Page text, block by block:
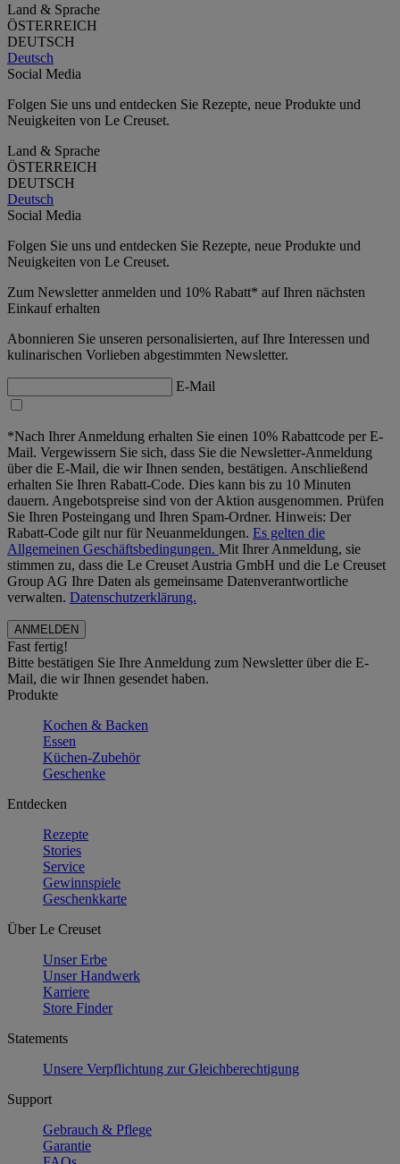
Land & Sprache
ÖSTERREICH
DEUTSCH
Deutsch
Social Media
Folgen Sie uns und entdecken Sie Rezepte, neue Produkte und
Neuigkeiten von Le Creuset.
Land & Sprache
ÖSTERREICH
DEUTSCH
Deutsch
Social Media
Folgen Sie uns und entdecken Sie Rezepte, neue Produkte und
Neuigkeiten von Le Creuset.
Zum Newsletter anmelden und 10% Rabatt* auf Ihren nächsten
Einkauf erhalten
Abonnieren Sie unseren personalisierten, auf Ihre Interessen und
kulinarischen Vorlieben abgestimmten Newsletter.
E-Mail
*Nach Ihrer Anmeldung erhalten Sie einen 10% Rabattcode per E-
Mail. Vergewissern Sie sich, dass Sie die Newsletter-Anmeldung
über die E-Mail, die wir Ihnen senden, bestätigen. Anschließend
erhalten Sie Ihren Rabatt-Code. Dies kann bis zu 10 Minuten
dauern. Angebotspreise sind von der Aktion ausgenommen. Prüfen
Sie Ihren Posteingang und Ihren Spam-Ordner. Hinweis: Der
Rabatt-Code gilt nur für Neuanmeldungen. Es gelten die
Allgemeinen Geschäftsbedingungen. Mit Ihrer Anmeldung, sie
stimmen zu, dass die Le Creuset Austria GmbH und die Le Creuset
Group AG Ihre Daten als gemeinsame Datenverantwortliche
verwalten. Datenschutzerklärung.
Fast fertig!
Bitte bestätigen Sie Ihre Anmeldung zum Newsletter über die E-
Mail, die wir Ihnen gesendet haben.
Produkte
Kochen & Backen
Essen
Küchen-Zubehör
Geschenke
Entdecken
Rezepte
Stories
Service
Gewinnspiele
Geschenkkarte
Über Le Creuset
Unser Erbe
Unser Handwerk
Karriere
Store Finder
Statements
Unsere Verpflichtung zur Gleichberechtigung
Support
Gebrauch & Pflege
Garantie